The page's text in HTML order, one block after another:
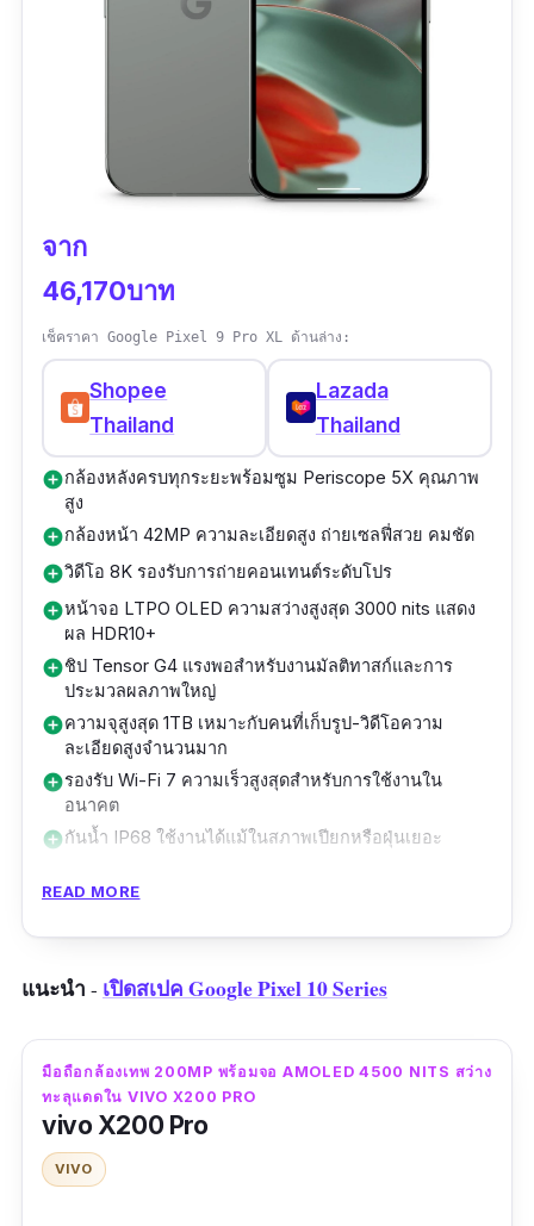
กล้องหลัง 3 ตัว: 48MP Fusion + 48MP Ultra
กล้องหน้า TrueDepth 12MP รองรับ Face ID
หน้าจอ Super Retina XDR 6.9 นิ้ว ความ
ละเอียดสูง สีสันแม่นยำ
ชิป A18 Pro ประสิทธิภาพสูง เหมาะกับงาน
กราฟิก การตัดต่อวิดีโอ
กันน้ำลึก 6 เมตร นานสูงสุด 30 นาที
แบตเตอรี่ดูวิดีโอได้สูงสุด 33 ชั่วโมง
ความจุ 256GB เหลือพอสำหรับรูปถ่าย-วิดีโอ
คุณภาพสูง
รองรับ MagSafe และ Qi wireless charging
น้ำหนัก 227 กรัม ตัวเครื่องดีไซน์บางหรู
เหมาะกับคนที่ต้องการมือถือกล้องสวยสำหรับ
การถ่ายภาพจริงจัง เช่น Vlogger, Influencer
หรือคนที่อยากถ่ายรูปท่องเที่ยวโดยไม่ต้องพก
กล้องใหญ่
โหมดถ่ายภาพพิเศษ Leica Authentic Look และ
Leica Vibrant Look ให้ภาพสไตล์ Leica แท้ ๆ ทั้ง
สีสมจริงและคอนทราสต์จัดจ้าน มาพร้อมฟีเจอร์
อย่าง UltraRAW 16-bit สำหรับคนชอบแต่งภาพ
ไฟล์ดิบคุณภาพสูง
หน้าจอ WQHD+ AMOLED 6.73 นิ้ว ให้ความ
ทำให้การดูภาพหรือวิดีโอที่ถ่ายด้วยมือถือถ่ายรูป
สวยรุ่นนี้เต็มอิ่ม คมชัดทุกมุมมอง
กล้องหน้า 32MP รองรับวิดีโอ 4K สูงสุด 60fps
ถ่ายเซลฟี่คมชัดแบบมือโปรพร้อมโหมดพอร์ตเทรต
และไฟแฟลชหน้าจอในตัว
ชิป Snapdragon 8 Elite ผลิตด้วยเทคโนโลยี 3nm
ทำงานคู่กับ RAM 16GB และพื้นที่เก็บข้อมูลสูงสุด
1TB ใช้งานแอปหนักหรือถ่ายวิดีโอ 8K ได้ลื่นไหล
ไม่สะดุด
ระบบระบายความร้อน 3D IceLoop ให้การควบคุม
อุณหภูมิเสถียรแม้ใช้กล้องถ่ายวิดีโอต่อเนื่อง ช่วย
ยืดอายุการใช้งาน
รองรับชาร์จไวทั้งแบบสาย 90W และไร้สาย 80W
แบตเตอรี่ใหญ่ 5410mAh ใช้งานได้ทั้งวัน เหมาะ
กับคนใช้มือถือกล้องคมชัดจริงจัง
ตัวเครื่องกันน้ำมาตรฐาน IP68 และดีไซน์พรีเมียม
ที่เป็นเอกลักษณ์ Xiaomi มอบความรู้สึกหรูหรา
สเปคเด่น
กล้องหลัง Leica 4 ตัว: กล้องหลัก 50MP 1” +
Ultra Tele 200MP + Telephoto 50MP +
จาก
46,170บาท
เช็คราคา Google Pixel 9 Pro XL ด้านล่าง:
Shopee
Thailand
Lazada
Thailand
add_circleกล้องหลังครบทุกระยะพร้อมซูม Periscope 5X คุณภาพ
สูง
add_circleกล้องหน้า 42MP ความละเอียดสูง ถ่ายเซลฟี่สวย คมชัด
add_circleวิดีโอ 8K รองรับการถ่ายคอนเทนต์ระดับโปร
add_circleหน้าจอ LTPO OLED ความสว่างสูงสุด 3000 nits แสดง
ผล HDR10+
add_circleชิป Tensor G4 แรงพอสำหรับงานมัลติทาสก์และการ
ประมวลผลภาพใหญ่
add_circleความจุสูงสุด 1TB เหมาะกับคนที่เก็บรูป-วิดีโอความ
ละเอียดสูงจำนวนมาก
add_circleรองรับ Wi-Fi 7 ความเร็วสูงสุดสำหรับการใช้งานใน
อนาคต
add_circleกันน้ำ IP68 ใช้งานได้แม้ในสภาพเปียกหรือฝุ่นเยอะ
และฟีเจอร์ใหม่ทันที
remove_circle
remove_circleยังไม่มีจำหน่ายทางการในไทย ณ ตอนนี้
Google Pixel 9 Pro XL คือโทรศัพท์กล้องสวยที่
คนรักการถ่ายภาพต้องห้ามพลาด ด้วยกล้องหลัก
50MP พร้อมระบบซูม Periscope Telephoto 5x
และกล้อง Ultrawide 48MP ทำให้คุณถ่ายได้ครบ
READ MORE
แนะนำ - เปิดสเปค Google Pixel 10 Series
มือถือกล้องเทพ 200MP พร้อมจอ AMOLED 4500 NITS สว่าง
ทะลุแดดใน VIVO X200 PRO
vivo X200 Pro
VIVO